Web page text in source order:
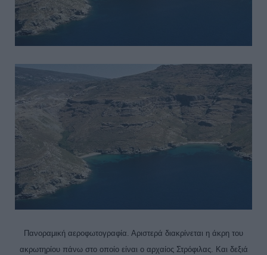
Πανοραμική αεροφωτογραφία. Αριστερά διακρίνεται η άκρη του
ακρωτηρίου πάνω στο οποίο είναι ο αρχαίος Στρόφιλας. Και δεξιά